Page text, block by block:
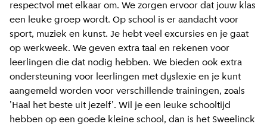
respectvol met elkaar om. We zorgen ervoor dat jouw klas
een leuke groep wordt. Op school is er aandacht voor
sport, muziek en kunst. Je hebt veel excursies en je gaat
op werkweek. We geven extra taal en rekenen voor
leerlingen die dat nodig hebben. We bieden ook extra
ondersteuning voor leerlingen met dyslexie en je kunt
aangemeld worden voor verschillende trainingen, zoals
'Haal het beste uit jezelf'. Wil je een leuke schooltijd
hebben op een goede kleine school, dan is het Sweelinck